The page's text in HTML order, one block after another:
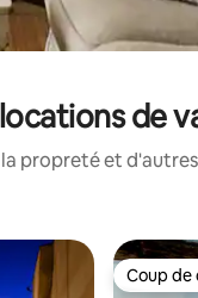
de
propreté et
Coup
Coup